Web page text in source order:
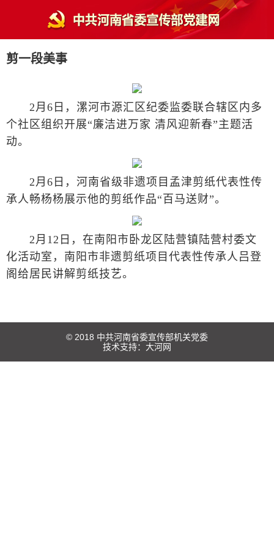
剪一段美事
2月6日，漯河市源汇区纪委监委联合辖区内多
个社区组织开展“廉洁进万家 清风迎新春”主题活
动。
2月6日，河南省级非遗项目孟津剪纸代表性传
承人畅杨杨展示他的剪纸作品“百马送财”。
2月12日，在南阳市卧龙区陆营镇陆营村委文
化活动室，南阳市非遗剪纸项目代表性传承人吕登
阁给居民讲解剪纸技艺。
© 2018 中共河南省委宣传部机关党委
技术支持： 大河网